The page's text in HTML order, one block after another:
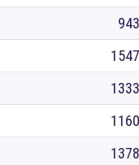
943
1547
1333
1160
1378